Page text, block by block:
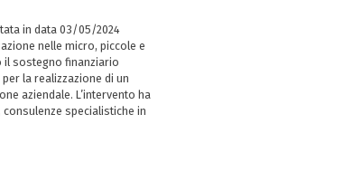
in data 03/05/2024
nelle micro, piccole e
il sostegno finanziario
per la realizzazione di un
aziendale. L’intervento ha
specialistiche in